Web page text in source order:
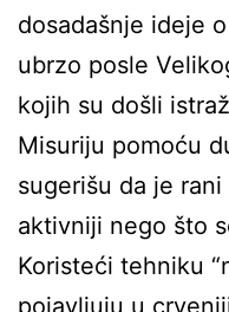
dosadašnje ideje
ubrzo posle
kojih su došli
Misuriju pomoću
sugerišu da je
aktivniji nego što
Koristeći tehniku
pojavljuju u